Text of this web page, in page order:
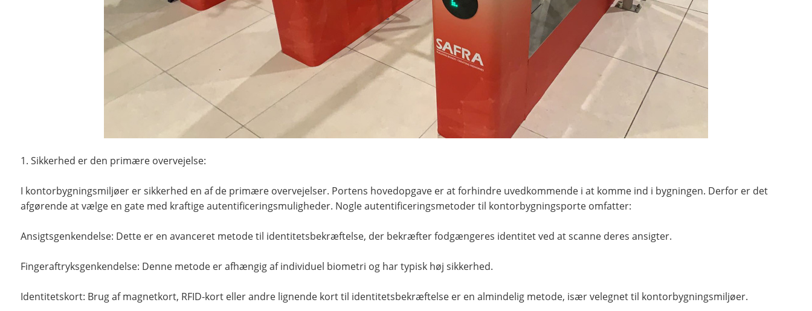
1. Sikkerhed er den primære overvejelse:
I kontorbygningsmiljøer er sikkerhed en af ​​de primære overvejelser. Portens hovedopgave er at forhindre uvedkommende i at komme ind i bygningen. Derfor er det
afgørende at vælge en gate med kraftige autentificeringsmuligheder. Nogle autentificeringsmetoder til kontorbygningsporte omfatter:
Ansigtsgenkendelse: Dette er en avanceret metode til identitetsbekræftelse, der bekræfter fodgængeres identitet ved at scanne deres ansigter.
Fingeraftryksgenkendelse: Denne metode er afhængig af individuel biometri og har typisk høj sikkerhed.
Identitetskort: Brug af magnetkort, RFID-kort eller andre lignende kort til identitetsbekræftelse er en almindelig metode, især velegnet til kontorbygningsmiljøer.